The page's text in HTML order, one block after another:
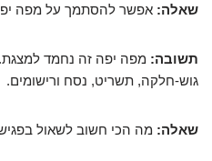
שאלה: אפשר להסתמך על מפה
תשובה: מפה יפה זה נחמד
גוש-חלקה, תשריט, נסח ורישומים.
שאלה: מה הכי חשוב לשאול